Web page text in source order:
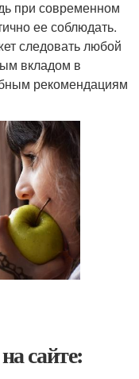
при современном
ее соблюдать.
следовать любой
вкладом в
рекомендациям
сайте: